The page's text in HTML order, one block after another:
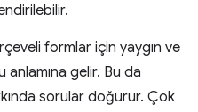
formlar için yaygın ve
anlamına gelir. Bu da
sorular doğurur. Çok